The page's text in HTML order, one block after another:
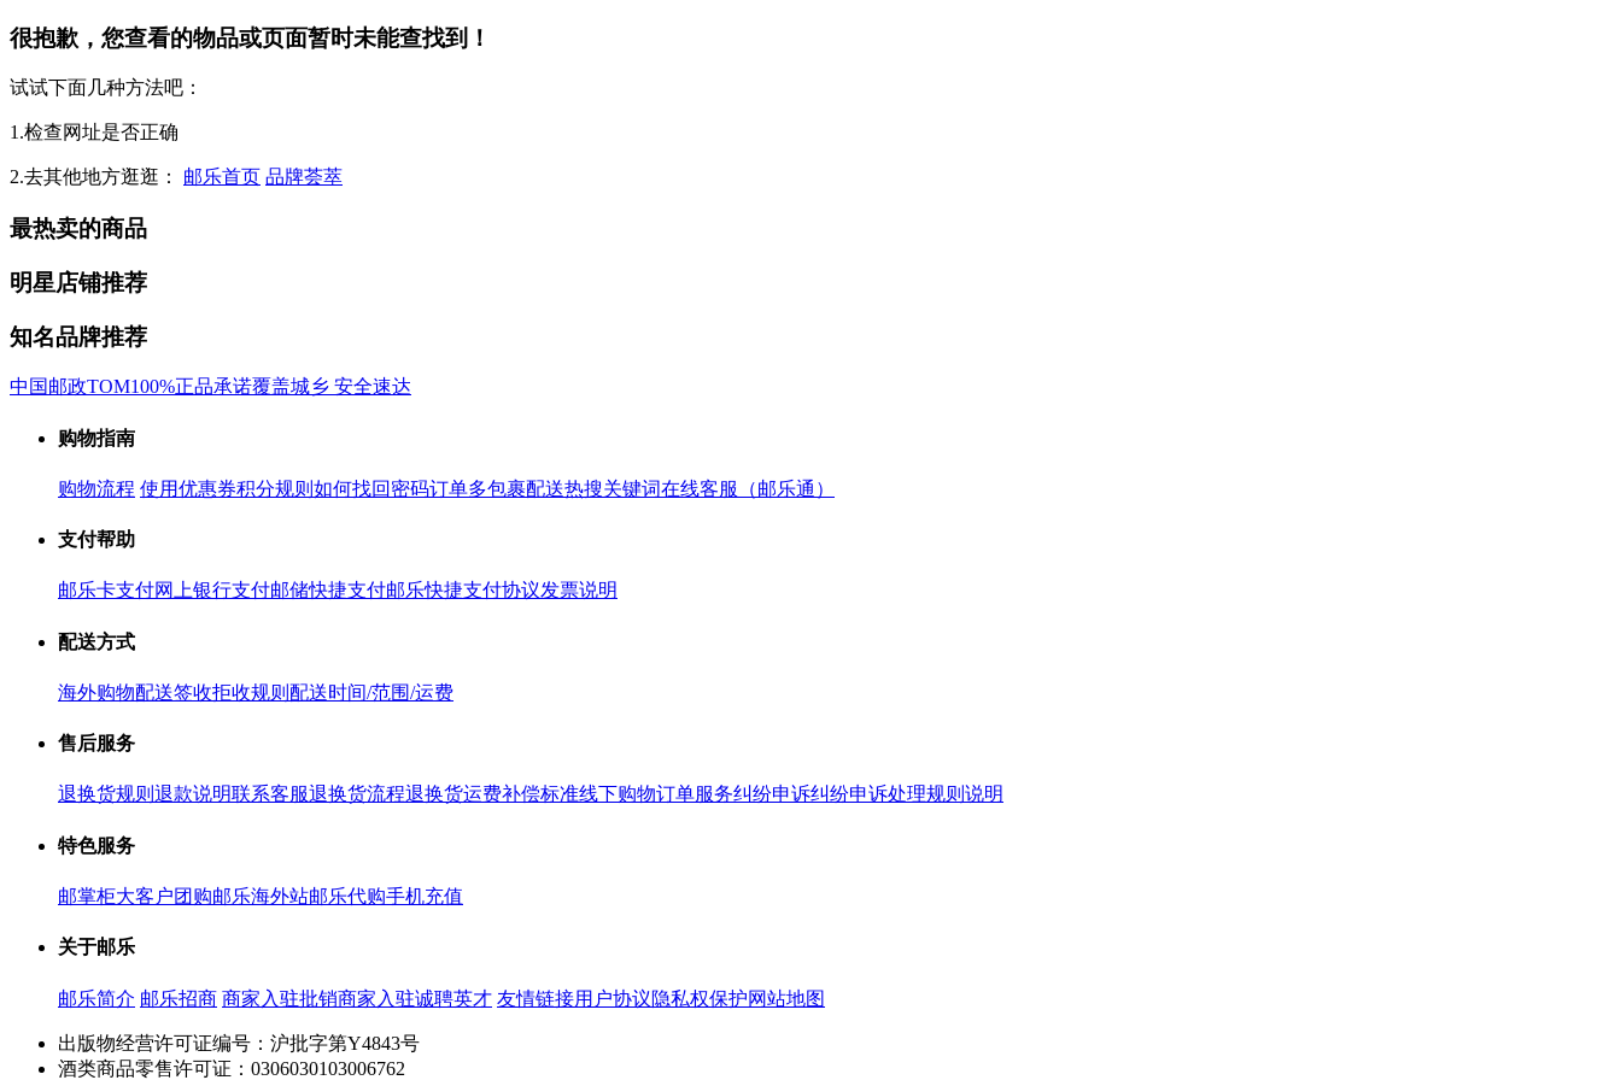
很抱歉，您查看的物品或页面暂时未能查找到！
试试下面几种方法吧：
1.检查网址是否正确
2.去其他地方逛逛： 邮乐首页 品牌荟萃
最热卖的商品
明星店铺推荐
知名品牌推荐
中国邮政TOM100%正品承诺覆盖城乡 安全速达
购物指南
购物流程 使用优惠券积分规则 如何找回密码订单多包裹配送热搜关键词在线客服（邮乐通）
支付帮助
邮乐卡支付网上银行支付邮储快捷支付邮乐快捷支付协议发票说明
配送方式
海外购物配送签收拒收规则 配送时间/范围/运费
售后服务
退换货规则 退款说明联系客服退换货流程退换货运费补偿标准线下购物订单服务纠纷申诉纠纷申诉处理规则说明
特色服务
邮掌柜大客户团购邮乐海外站邮乐代购手机充值
关于邮乐
邮乐简介 邮乐招商 商家入驻批销商家入驻诚聘英才 友情链接用户协议隐私权保护网站地图
出版物经营许可证编号：沪批字第Y4843号
酒类商品零售许可证：0306030103006762